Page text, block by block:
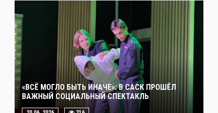
«ВСЁ МОГЛО БЫТЬ ИНАЧЕ»: В САСК ПРОШЁЛ
ВАЖНЫЙ СОЦИАЛЬНЫЙ СПЕКТАКЛЬ